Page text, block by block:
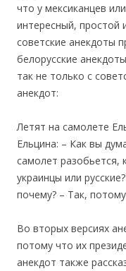
что у мексиканцев
интересный, простой
советские анекдоты
белорусские
так не только с
анекдот:
Летят на самолете
Ельцина: – Как вы
самолет разобьется,
украинцы или
почему? – Так,
Во вторых версиях
потому что их
анекдот также